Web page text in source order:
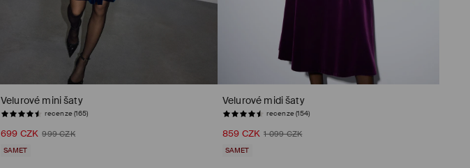
Velurové mini šaty
recenze (165)
699 CZK 999 CZK
SAMET
Velurové midi šaty
recenze (154)
859 CZK 1 099 CZK
SAMET